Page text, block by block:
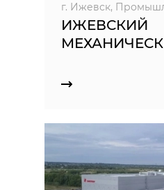
г. Ижевск,
ИЖЕВСКИЙ